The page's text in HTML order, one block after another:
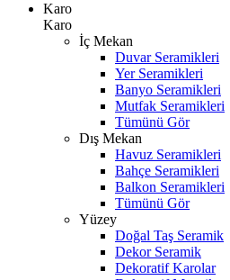
Karo
Karo
İç Mekan
Duvar Seramikleri
Yer Seramikleri
Banyo Seramikleri
Mutfak Seramikleri
Tümünü Gör
Dış Mekan
Havuz Seramikleri
Bahçe Seramikleri
Balkon Seramikleri
Tümünü Gör
Yüzey
Doğal Taş Seramik
Dekor Seramik
Dekoratif Karolar